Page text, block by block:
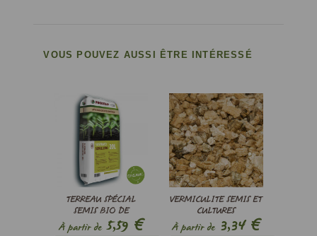
VOUS POUVEZ AUSSI ÊTRE INTÉRESSÉ
TERREAU SPÉCIAL
SEMIS BIO DE
PINDSTRUP
À partir de5,59 €
VERMICULITE SEMIS ET
CULTURES
À partir de3,34€